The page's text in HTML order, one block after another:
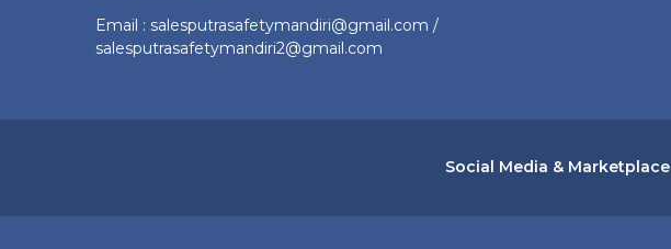
Email : salesputrasafetymandiri@gmail.com /
salesputrasafetymandiri2@gmail.com
Social Media & Marketplace